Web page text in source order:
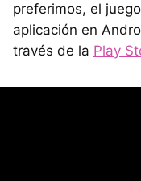
preferimos, el
aplicación en
través de la Play